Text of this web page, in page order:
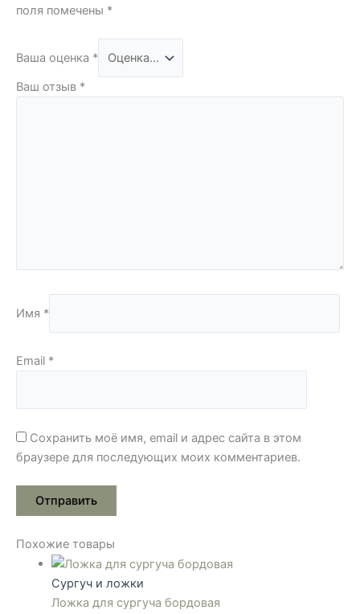
поля помечены *
Ваша оценка *
Ваш отзыв *
Имя *
Email *
Сохранить моё имя, email и адрес сайта в этом
браузере для последующих моих комментариев.
Похожие товары
Сургуч и ложки
Ложка для сургуча бордовая